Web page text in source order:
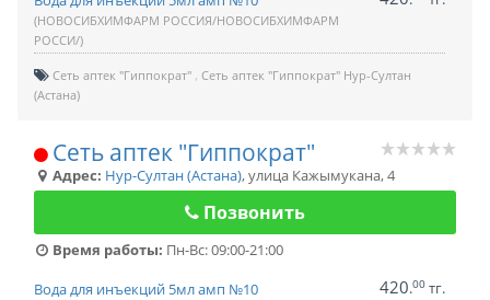
(НОВОСИБХИМФАРМ РОССИЯ/НОВОСИБХИМФАРМ
РОССИ/)
Сеть аптек "Гиппократ" Сеть аптек "Гиппократ" Нур-Султан
(Астана)
Сеть аптек "Гиппократ"
Адрес: Нур-Султан (Астана),улица Кажымукана, 4
Позвонить
Время работы: Пн-Вс: 09:00-21:00
Вода для инъекций 5мл амп №10
420.00 тг.